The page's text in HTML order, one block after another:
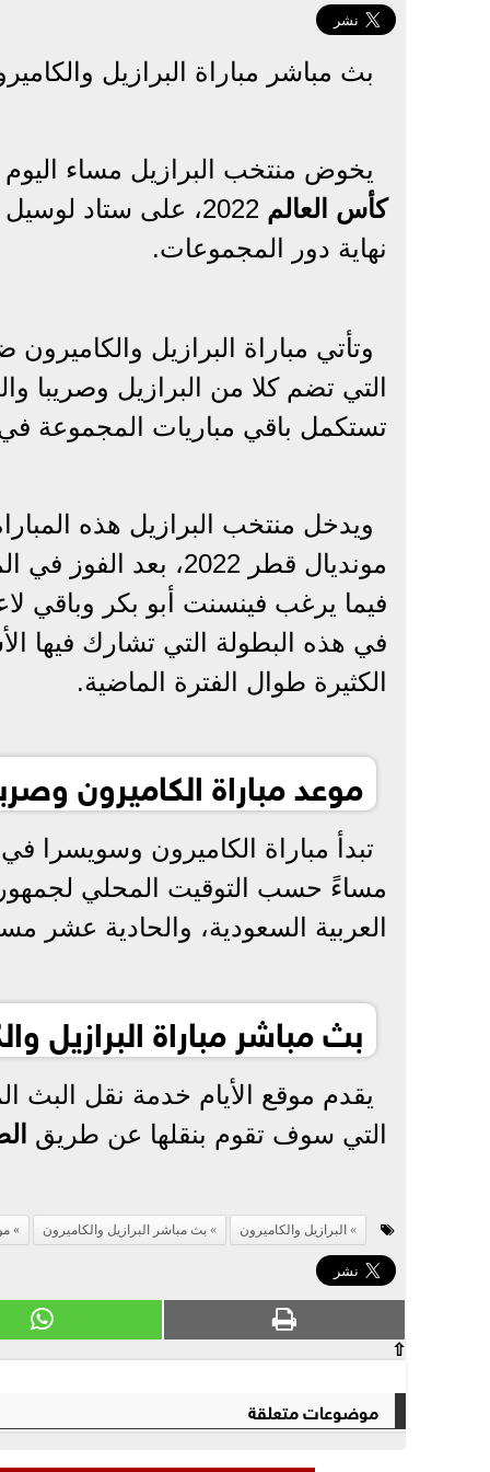
بث مباشر مباراة البرازيل
يخوض منتخب البرازيل مساء اليوم الجمعة الموافق 2
كأس العالم
2022، على ستاد
نهاية دور المجموعات.
وتأتي مباراة البرازيل
التي تضم كلا من البرازيل وصريبا
تستكمل باقي مباريات المجموعة
ويدخل منتخب البرازيل هذه
مونديال قطر 2022،
فيما يرغب فينسنت أبو بكر وباقي
في هذه البطولة التي تشارك فيها
الكثيرة طوال الفترة الماضية.
موعد مباراة الكاميرون
مساءً حسب التوقيت المحلي
العربية السعودية، والحادية عشر
بث مباشر مباراة البرازيل
يقدم موقع الأيام خدمة نقل البث
التي سوف تقوم بنقلها عن طريق
البرازيل والكاميرون بث مباشر البرازيل والكاميرون
⇧
موضوعات متعلقة